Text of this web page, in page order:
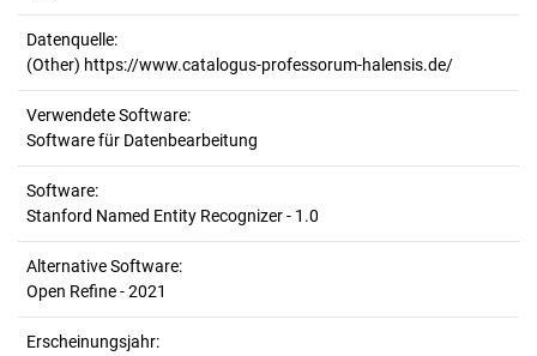
Datenquelle:
(Other) https://www.catalogus-professorum-halensis.de/
Verwendete Software:
Software für Datenbearbeitung
Software:
Stanford Named Entity Recognizer - 1.0
Alternative Software:
Open Refine - 2021
Erscheinungsjahr: